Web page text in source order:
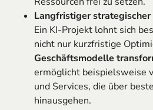
Langfristiger strategischer
Ein KI-Projekt lohnt sich
nicht nur kurzfristige
Geschäftsmodelle
ermöglicht beispielsweise
und Services, die über
hinausgehen.